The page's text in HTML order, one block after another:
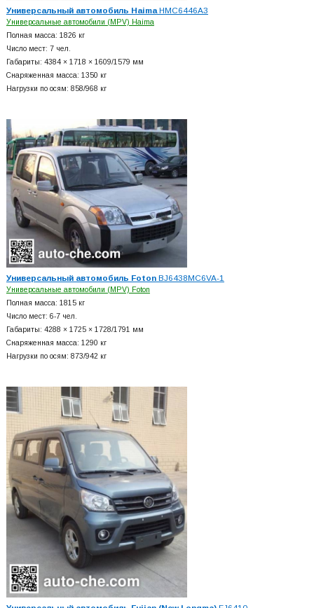
Универсальный автомобиль HaimaHMC6446A3
Универсальные автомобили (MPV) Haima
Полная масса: 1826 кг
Число мест: 7 чел.
Габариты: 4384 × 1718 × 1609/1579 мм
Снаряженная масса: 1350 кг
Нагрузки по осям: 858/968 кг
Универсальный автомобиль FotonBJ6438MC6VA-1
Универсальные автомобили (MPV) Foton
Полная масса: 1815 кг
Число мест: 6-7 чел.
Габариты: 4288 × 1725 × 1728/1791 мм
Снаряженная масса: 1290 кг
Нагрузки по осям: 873/942 кг